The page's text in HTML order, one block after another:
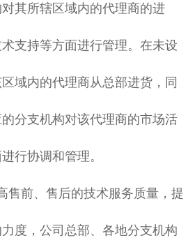
其所辖区域内的代理商的进
支持等方面进行管理。在未设
域内的代理商从总部进货，同
分支机构对该代理商的市场活
行协调和管理。
售前、售后的技术服务质量，提
度，公司总部、各地分支机构